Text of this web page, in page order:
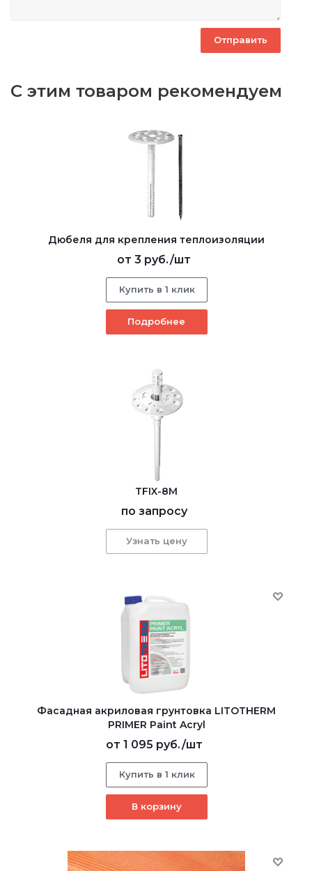
С этим товаром рекомендуем
Дюбеля для крепления теплоизоляции
от 3 руб./шт
Купить в 1 клик
Подробнее
TFIX-8M
по запросу
Узнать цену
Фасадная акриловая грунтовка LITOTHERM
PRIMER Paint Acryl
от 1 095 руб./шт
Купить в 1 клик
В корзину